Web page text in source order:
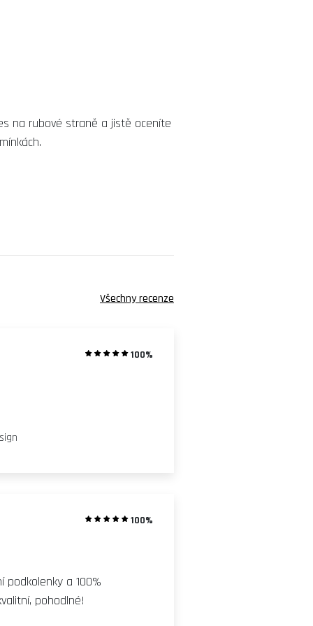
na rubové straně a jistě oceníte
Všechny recenze
100%
100%
podkolenky a 100%
pohodlné!